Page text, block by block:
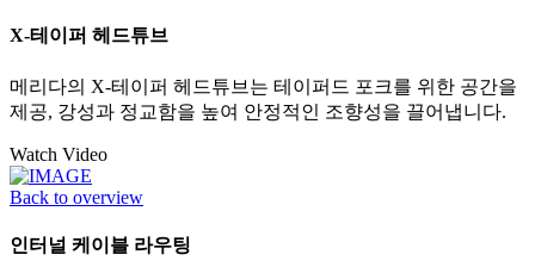
X-테이퍼 헤드튜브
메리다의 X-테이퍼 헤드튜브는 테이퍼드 포크를 위한 공간을
제공, 강성과 정교함을 높여 안정적인 조향성을 끌어냅니다.
Watch Video
Back to overview
인터널 케이블 라우팅